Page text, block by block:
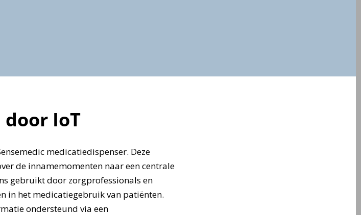
door IoT
medicatiedispenser. Deze
de innamemomenten naar een centrale
gebruikt door zorgprofessionals en
in het medicatiegebruik van patiënten.
ondersteund via een